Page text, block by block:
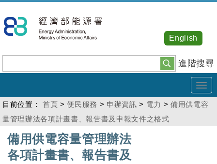
到
主
內
容
進階搜尋
English
目前位置： 首頁 >便民服務 > 申辦資訊 > 電力 >備用供電容
量管理辦法各項計畫書、報告書及申報文件之格式
:::
備用供電容量管理辦法
各項計畫書、報告書及